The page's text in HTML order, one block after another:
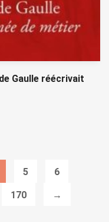
Gaulle réécrivait
5 6
170 →